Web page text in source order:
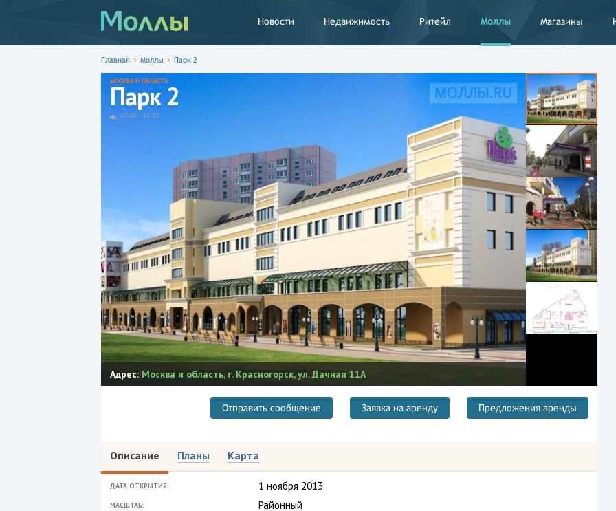
Новости Недвижимость Ритейл Моллы Магазины
Главная Моллы Парк 2
МОСКВА И ОБЛАСТЬ
Парк 2
07:00- 23:30
Адрес: Москва и область, г. Красногорск, ул. Дачная 11А
Отправить сообщение Заявка на аренду Предложения аренды
Описание Планы Карта
ДАТА ОТКРЫТИЯ: 1 ноября 2013
МАСШТАБ: Районный